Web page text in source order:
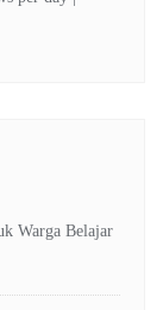
Warga Belajar